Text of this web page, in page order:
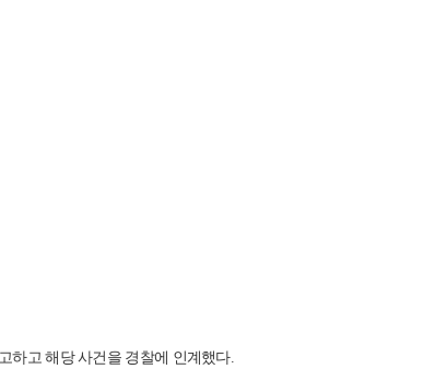
하고 해당 사건을 경찰에 인계했다.